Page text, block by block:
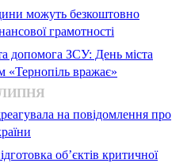
можуть безкоштовно
грамотності
допомога ЗСУ: День міста
«Тернопіль вражає»
ЛИПНЯ
на повідомлення про
об’єктів критичної